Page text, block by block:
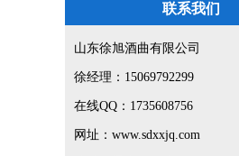
联系我们
山东徐旭酒曲有限公司
徐经理：15069792299
在线QQ：1735608756
网址：www.sdxxjq.com